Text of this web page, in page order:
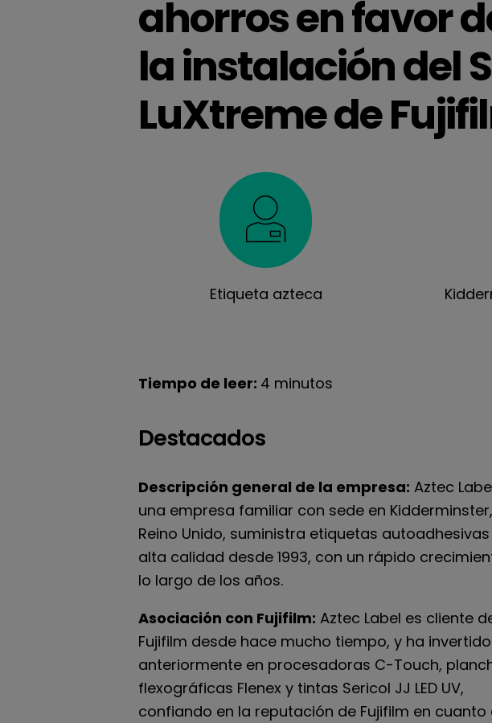
ahorros en favor
la instalación del
LuXtreme de
Etiqueta azteca
Tiempo de leer: 4 minutos
Destacados
Descripción general de la empresa: Aztec
una empresa familiar con sede en Kidderminster,
Reino Unido, suministra etiquetas
alta calidad desde 1993, con un rápido
lo largo de los años.
Asociación con Fujifilm: Aztec Label es cliente
Fujifilm desde hace mucho tiempo, y ha invertido
anteriormente en procesadoras C-Touch,
flexográficas Flenex y tintas Sericol JJ LED UV,
confiando en la reputación de Fujifilm en cuanto